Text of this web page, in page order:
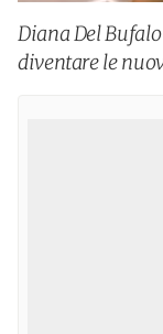
Diana Del
diventare le